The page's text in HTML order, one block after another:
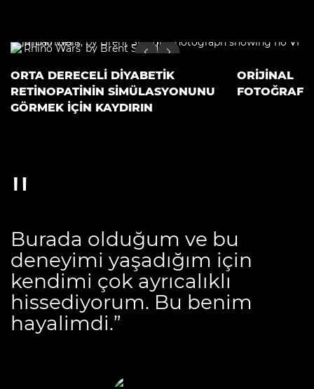
ORTA DERECELI DIYABETIK
RETINOPATININ SIMÜLASYONUNU
GÖRMEK IÇIN KAYDIRIN
ORİJİNAL
FOTOĞRAF
Burada olduğum ve bu
deneyimi yaşadığım için
kendimi çok ayrıcalıklı
hissediyorum. Bu benim
hayalimdi.”